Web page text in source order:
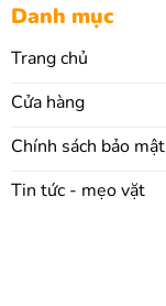
Danh mục
Trang chủ
Cửa hàng
Chính sách bảo mật
Tin tức - mẹo vặt